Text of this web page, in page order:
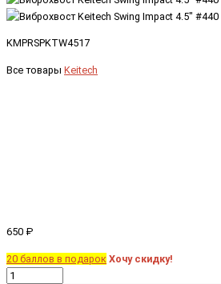
KMPRSPKTW4517
Все товары Keitech
650 ₽
20 баллов в подарок Хочу скидку!